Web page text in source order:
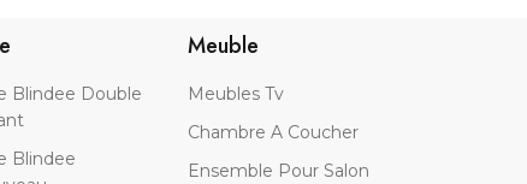
Blindee Double
Blindee
Meuble
Meubles Tv
Chambre A Coucher
Ensemble Pour Salon